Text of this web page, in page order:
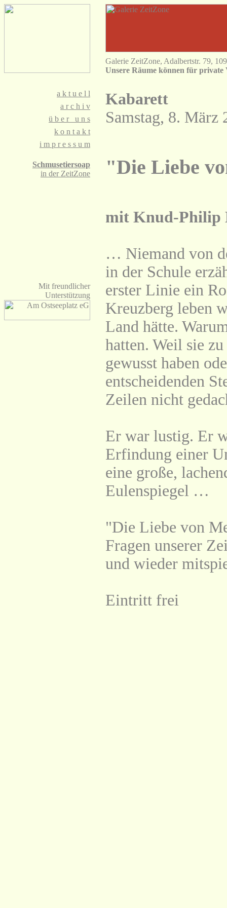
a k t u e l l
a r c h i v
ü b e r u n s
k o n t a k t
i m p r e s s u m
Schmusetiersoap
in der ZeitZone
Mit freundlicher
Unterstützung
Galerie ZeitZone, Adalbertstr. 79,
Unsere Räume können für private
Kabarett
Samstag, 8. März
"Die Liebe
mit Knud-Philip
… Niemand von
in der Schule
erster Linie ein
Kreuzberg leben
Land hätte.
hatten. Weil sie
gewusst haben
entscheidenden
Zeilen nicht
Er war lustig. Er
Erfindung einer
eine große,
Eulenspiegel …
"Die Liebe von
Fragen unserer
und wieder
Eintritt frei